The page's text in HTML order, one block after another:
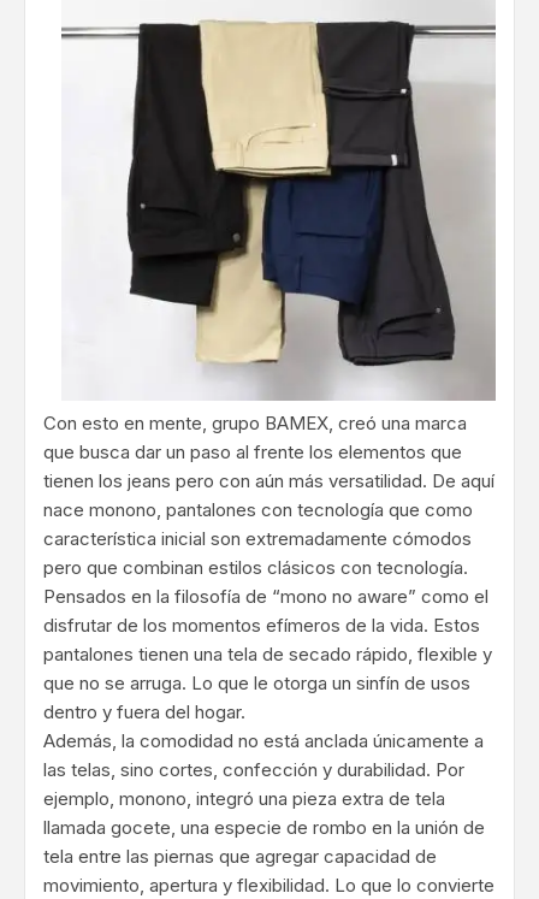
Con esto en mente, grupo BAMEX, creó una marca
que busca dar un paso al frente los elementos que
tienen los jeans pero con aún más versatilidad. De aquí
nace monono, pantalones con tecnología que como
característica inicial son extremadamente cómodos
pero que combinan estilos clásicos con tecnología.
Pensados en la filosofía de “mono no aware” como el
disfrutar de los momentos efímeros de la vida. Estos
pantalones tienen una tela de secado rápido, flexible y
que no se arruga. Lo que le otorga un sinfín de usos
dentro y fuera del hogar.
Además, la comodidad no está anclada únicamente a
las telas, sino cortes, confección y durabilidad. Por
ejemplo, monono, integró una pieza extra de tela
llamada gocete, una especie de rombo en la unión de
tela entre las piernas que agregar capacidad de
movimiento, apertura y flexibilidad. Lo que lo convierte